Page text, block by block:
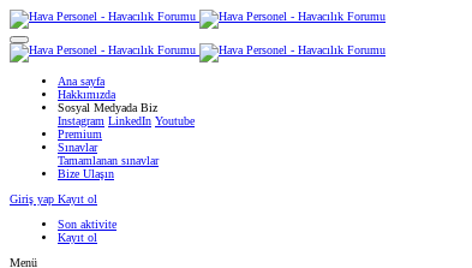
Ana sayfa
Hakkımızda
Sosyal Medyada Biz
Instagram LinkedIn Youtube
Premium
Sınavlar
Tamamlanan sınavlar
Bize Ulaşın
Giriş yap Kayıt ol
Son aktivite
Kayıt ol
Menü